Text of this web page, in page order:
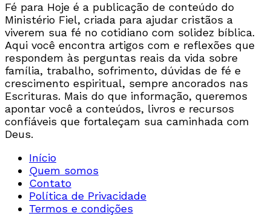
Fé para Hoje é a publicação de conteúdo do
Ministério Fiel, criada para ajudar cristãos a
viverem sua fé no cotidiano com solidez bíblica.
Aqui você encontra artigos com e reflexões que
respondem às perguntas reais da vida sobre
família, trabalho, sofrimento, dúvidas de fé e
crescimento espiritual, sempre ancorados nas
Escrituras. Mais do que informação, queremos
apontar você a conteúdos, livros e recursos
confiáveis que fortaleçam sua caminhada com
Deus.
Início
Quem somos
Contato
Política de Privacidade
Termos e condições